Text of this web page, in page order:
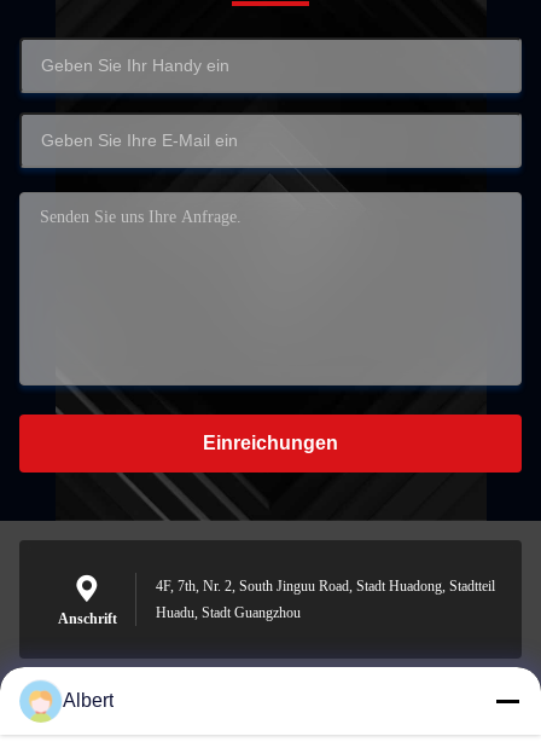
Einreichungen
Anschrift
4F, 7th, Nr. 2, South Jinguu Road, Stadt Huadong, Stadtteil
Huadu, Stadt Guangzhou
james@yimiautoparts.com
Albert